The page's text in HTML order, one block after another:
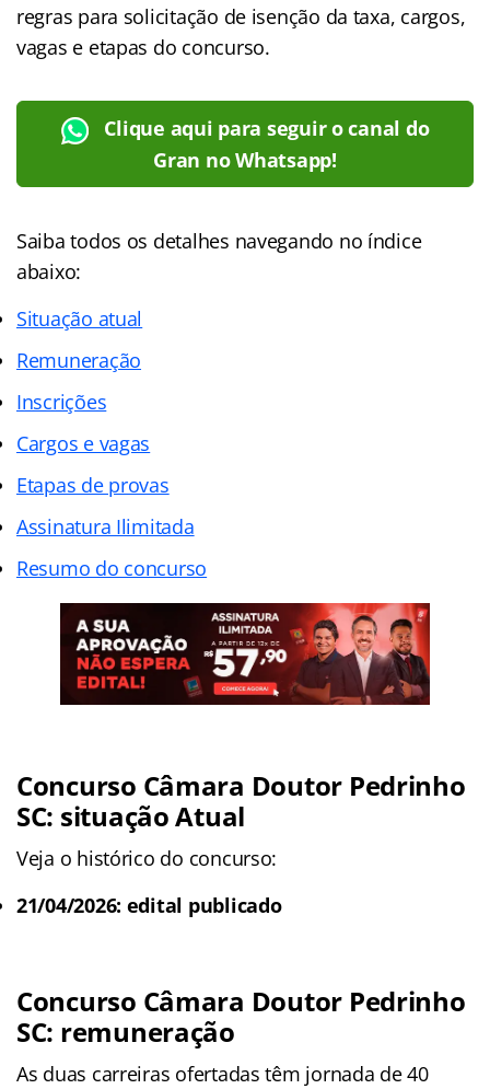
regras para solicitação de isenção da taxa, cargos,
vagas e etapas do concurso.
Clique aqui para seguir o canal do
Gran no Whatsapp!
Saiba todos os detalhes navegando no índice
abaixo:
Situação atual
Remuneração
Inscrições
Cargos e vagas
Etapas de provas
Assinatura Ilimitada
Resumo do concurso
Concurso Câmara Doutor Pedrinho
SC: situação Atual
Veja o histórico do concurso:
21/04/2026: edital publicado
Concurso Câmara Doutor Pedrinho
SC: remuneração
As duas carreiras ofertadas têm jornada de 40